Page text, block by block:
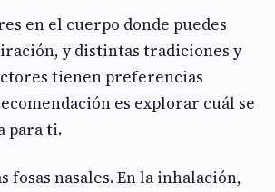
en el cuerpo donde puedes
y distintas tradiciones y
tienen preferencias
es explorar cuál se
para ti.
fosas nasales. En la inhalación,